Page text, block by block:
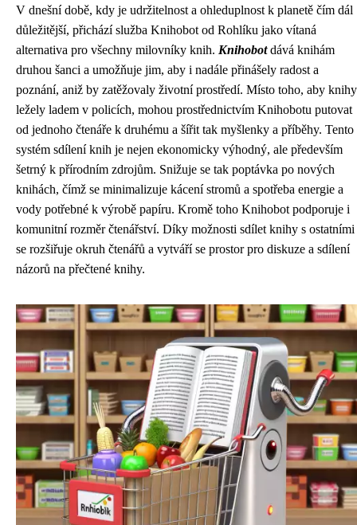
V dnešní době, kdy je udržitelnost a ohleduplnost k planetě čím dál
důležitější, přichází služba Knihobot od Rohlíku jako vítaná
alternativa pro všechny milovníky knih. Knihobotdává knihám
druhou šanci a umožňuje jim, aby i nadále přinášely radost a
poznání, aniž by zatěžovaly životní prostředí. Místo toho, aby knihy
ležely ladem v policích, mohou prostřednictvím Knihobotu putovat
od jednoho čtenáře k druhému a šířit tak myšlenky a příběhy. Tento
systém sdílení knih je nejen ekonomicky výhodný, ale především
šetrný k přírodním zdrojům. Snižuje se tak poptávka po nových
knihách, čímž se minimalizuje kácení stromů a spotřeba energie a
vody potřebné k výrobě papíru. Kromě toho Knihobot podporuje i
komunitní rozměr čtenářství. Díky možnosti sdílet knihy s ostatními
se rozšiřuje okruh čtenářů a vytváří se prostor pro diskuze a sdílení
názorů na přečtené knihy.